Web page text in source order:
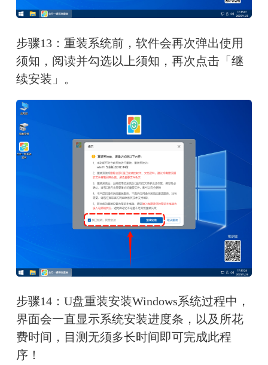
步骤13：重装系统前，软件会再次弹出使用
须知，阅读并勾选以上须知，再次点击「继
续安装」。
步骤14：U盘重装安装Windows系统过程中，
界面会一直显示系统安装进度条，以及所花
费时间，目测无须多长时间即可完成此程
序！